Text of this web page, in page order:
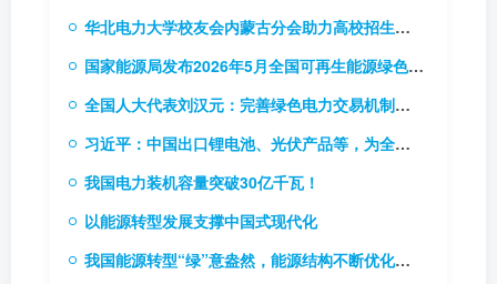
华北电力大学校友会内蒙古分会助力高校招生推介会
国家能源局发布2026年5月全国可再生能源绿色电力证书核发及交易数据
全国人大代表刘汉元：完善绿色电力交易机制，扩大绿电交易试点
习近平：中国出口锂电池、光伏产品等，为全球应对气候变化和绿色低碳转型作出巨大贡献
我国电力装机容量突破30亿千瓦！
以能源转型发展支撑中国式现代化
我国能源转型“绿”意盎然，能源结构不断优化升级